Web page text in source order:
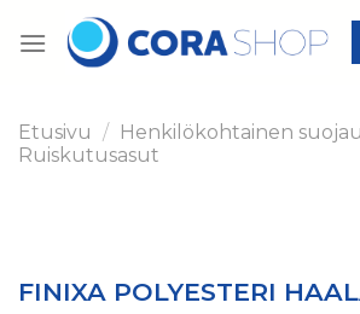
Etusivu / Henkilökohtainen
Ruiskutusasut
FINIXA POLYESTERI